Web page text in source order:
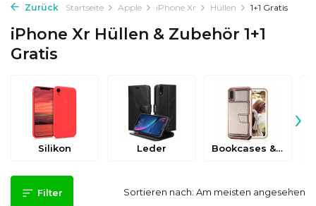
Zurück Startseite Apple iPhone Xr Hüllen 1+1 Gratis
iPhone Xr Hüllen & Zubehör 1+1
Gratis
Silikon Leder Bookcases & Flip Cases
›
Filter Sortieren nach: